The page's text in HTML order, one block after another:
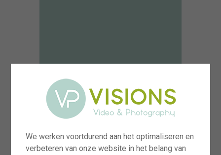
Bekijk ook:
We werken voortdurend aan het optimaliseren en
verbeteren van onze website in het belang van